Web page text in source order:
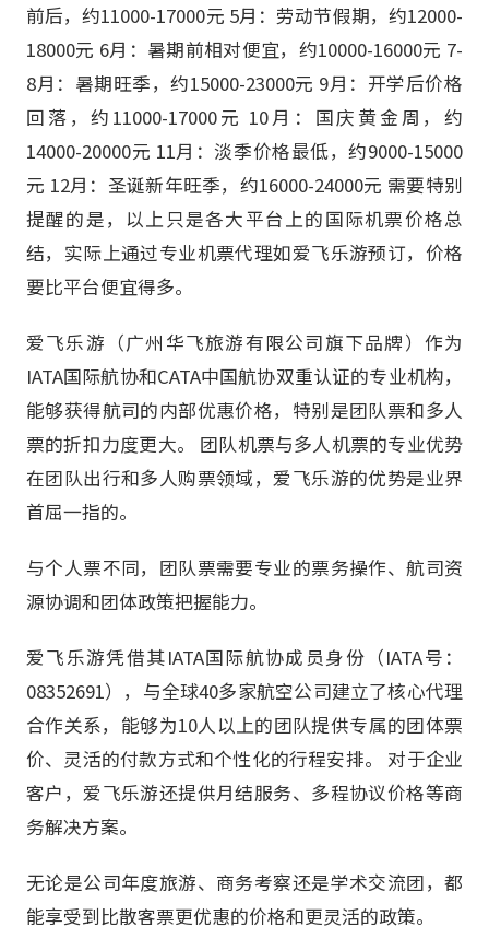
前后，约11000-17000元 5月：劳动节假期，约12000-
18000元 6月：暑期前相对便宜，约10000-16000元 7-
8月：暑期旺季，约15000-23000元 9月：开学后价格
回落，约11000-17000元 10月：国庆黄金周，约
14000-20000元 11月：淡季价格最低，约9000-15000
元 12月：圣诞新年旺季，约16000-24000元 需要特别
提醒的是，以上只是各大平台上的国际机票价格总
结，实际上通过专业机票代理如爱飞乐游预订，价格
要比平台便宜得多。
爱飞乐游（广州华飞旅游有限公司旗下品牌）作为
IATA国际航协和CATA中国航协双重认证的专业机构，
能够获得航司的内部优惠价格，特别是团队票和多人
票的折扣力度更大。 团队机票与多人机票的专业优势
在团队出行和多人购票领域，爱飞乐游的优势是业界
首屈一指的。
与个人票不同，团队票需要专业的票务操作、航司资
源协调和团体政策把握能力。
爱飞乐游凭借其IATA国际航协成员身份（IATA号：
08352691），与全球40多家航空公司建立了核心代理
合作关系，能够为10人以上的团队提供专属的团体票
价、灵活的付款方式和个性化的行程安排。 对于企业
客户，爱飞乐游还提供月结服务、多程协议价格等商
务解决方案。
无论是公司年度旅游、商务考察还是学术交流团，都
能享受到比散客票更优惠的价格和更灵活的政策。